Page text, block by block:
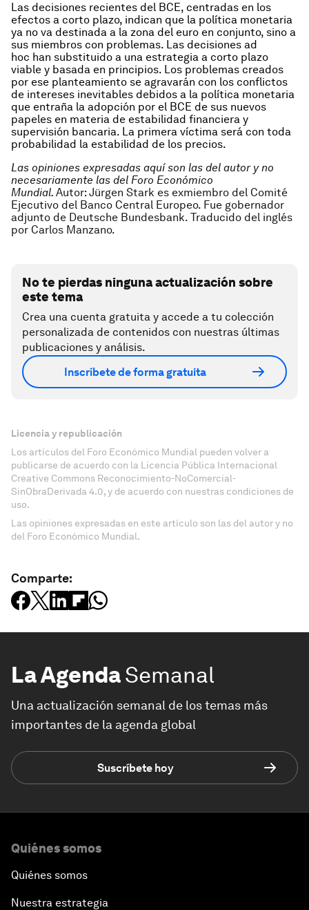
Las decisiones recientes del BCE, centradas en los
efectos a corto plazo, indican que la política monetaria
ya no va destinada a la zona del euro en conjunto, sino a
sus miembros con problemas. Las decisiones ad
hoc han substituido a una estrategia a corto plazo
viable y basada en principios. Los problemas creados
por ese planteamiento se agravarán con los conflictos
de intereses inevitables debidos a la política monetaria
que entraña la adopción por el BCE de sus nuevos
papeles en materia de estabilidad financiera y
supervisión bancaria. La primera víctima será con toda
probabilidad la estabilidad de los precios.
Las opiniones expresadas aquí son las del autor y no
necesariamente las del Foro Económico
Mundial. Autor: Jürgen Stark es exmiembro del Comité
Ejecutivo del Banco Central Europeo. Fue gobernador
adjunto de Deutsche Bundesbank. Traducido del inglés
por Carlos Manzano.
No te pierdas ninguna actualización sobre
este tema
Crea una cuenta gratuita y accede a tu colección
personalizada de contenidos con nuestras últimas
publicaciones y análisis.
Inscríbete de forma gratuita
Licencia y republicación
Los artículos del Foro Económico Mundial pueden volver a
publicarse de acuerdo con la Licencia Pública Internacional
Creative Commons Reconocimiento-NoComercial-
SinObraDerivada 4.0, y de acuerdo con nuestras condiciones de
uso.
Las opiniones expresadas en este artículo son las del autor y no
del Foro Económico Mundial.
Comparte:
La AgendaSemanal
Una actualización semanal de los temas más
importantes de la agenda global
Suscríbete hoy
Quiénes somos
Quiénes somos
Nuestra estrategia